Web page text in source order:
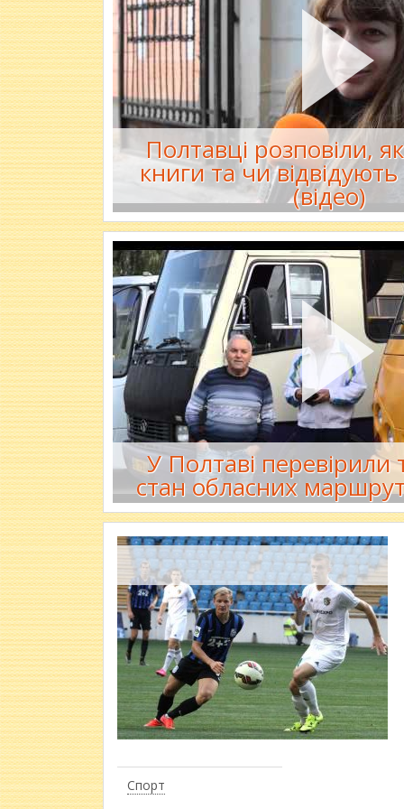
Полтавці розповіли,
книги та чи відвідують
(відео)
У Полтаві перевірили
стан обласних
Спорт